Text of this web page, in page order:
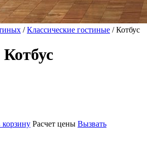
/Классические гостиные / Котбус
корзину Расчет цены Вызвать